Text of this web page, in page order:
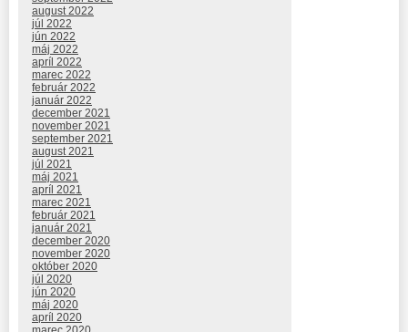
august 2022
júl 2022
jún 2022
máj 2022
apríl 2022
marec 2022
február 2022
január 2022
december 2021
november 2021
september 2021
august 2021
júl 2021
máj 2021
apríl 2021
marec 2021
február 2021
január 2021
december 2020
november 2020
október 2020
júl 2020
jún 2020
máj 2020
apríl 2020